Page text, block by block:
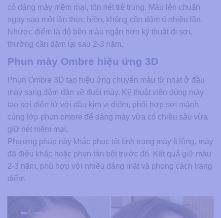
có dáng mày mềm mại, tôn nét trẻ trung. Màu lên chuẩn
ngay sau một lần thực hiện, không cần dặm ủ nhiều lần.
Nhược điểm là độ bền màu ngắn hơn kỹ thuật đi sợi,
thường cần dặm lại sau 2-3 năm.
Phun mày Ombre hiệu ứng 3D
Phun Ombre 3D tạo hiệu ứng chuyển màu từ nhạt ở đầu
mày sang đậm dần về đuôi mày. Kỹ thuật viên dùng máy
tạo sợi điện tử với đầu kim vi điểm, phối hợp sợi mảnh
cùng lớp phun ombre để dáng mày vừa có chiều sâu vừa
giữ nét mềm mại.
Phương pháp này khắc phục tốt tình trạng mày ít lông, mày
đã điêu khắc hoặc phun tán bột trước đó. Kết quả giữ màu
2-3 năm, phù hợp với nhiều dáng mặt và phong cách trang
điểm.